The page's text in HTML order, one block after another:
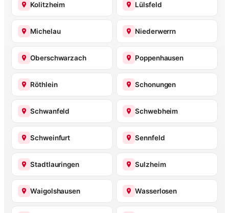
Kolitzheim Lülsfeld
Michelau Niederwerrn
Oberschwarzach Poppenhausen
Röthlein Schonungen
Schwanfeld Schwebheim
Schweinfurt Sennfeld
Stadtlauringen Sulzheim
Waigolshausen Wasserlosen